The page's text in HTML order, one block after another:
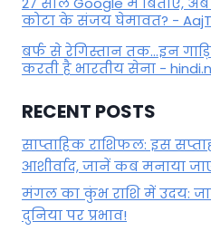
कोटा के संजय घेमावत? -
बर्फ से रेगिस्तान तक...इन
करती है भारतीय सेना -
RECENT POSTS
साप्ताहिक राशिफल: इस
आशीर्वाद, जानें कब मनाया
मंगल का कुंभ राशि में उदय:
दुनिया पर प्रभाव!